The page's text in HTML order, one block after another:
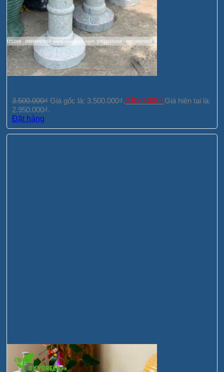
3.500.000₫ Giá gốc là: 3.500.000₫.2.950.000₫Giá hiện tại là:
2.950.000₫.
Đặt hàng